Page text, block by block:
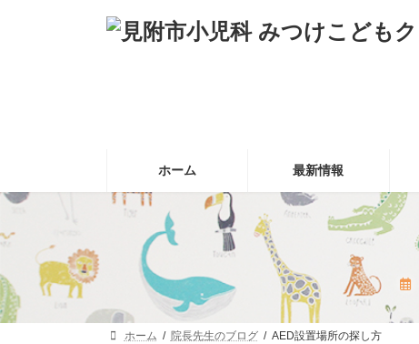
ホーム 最新情報
ホーム 院長先生のブログ AED設置場所の探し方